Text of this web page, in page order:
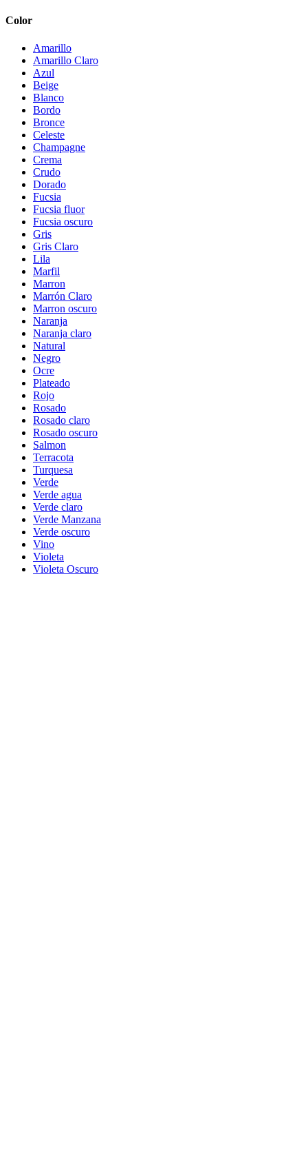
Color
Amarillo
Amarillo Claro
Azul
Beige
Blanco
Bordo
Bronce
Celeste
Champagne
Crema
Crudo
Dorado
Fucsia
Fucsia fluor
Fucsia oscuro
Gris
Gris Claro
Lila
Marfil
Marron
Marrón Claro
Marron oscuro
Naranja
Naranja claro
Natural
Negro
Ocre
Plateado
Rojo
Rosado
Rosado claro
Rosado oscuro
Salmon
Terracota
Turquesa
Verde
Verde agua
Verde claro
Verde Manzana
Verde oscuro
Vino
Violeta
Violeta Oscuro